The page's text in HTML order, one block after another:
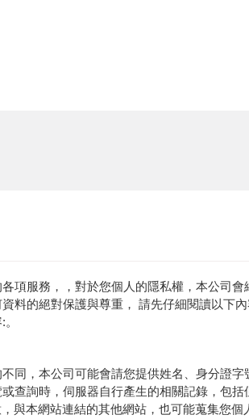
項服務，，對於您個人的隱私權，本公司會
料的絕對保護與尊重， 請先仔細閱讀以下
同，本公司可能會請您提供姓名、身分證字
查詢時，伺服器自行產生的相關記錄，包括
與本網站連結的其他網站，也可能蒐集您個